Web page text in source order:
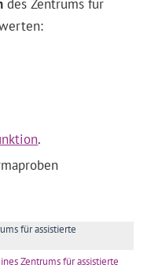
des Zentrums für
.
für assistierte